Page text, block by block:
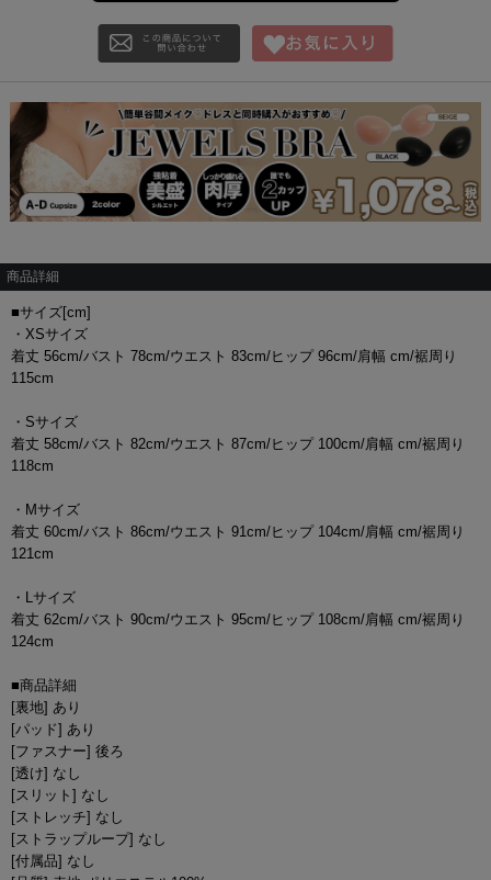
商品詳細
■サイズ[cm]
・XSサイズ
着丈 56cm/バスト 78cm/ウエスト 83cm/ヒップ 96cm/肩幅 cm/裾周り
115cm
・Sサイズ
着丈 58cm/バスト 82cm/ウエスト 87cm/ヒップ 100cm/肩幅 cm/裾周り
118cm
・Mサイズ
着丈 60cm/バスト 86cm/ウエスト 91cm/ヒップ 104cm/肩幅 cm/裾周り
121cm
・Lサイズ
着丈 62cm/バスト 90cm/ウエスト 95cm/ヒップ 108cm/肩幅 cm/裾周り
124cm
■商品詳細
[裏地] あり
[パッド] あり
[ファスナー] 後ろ
[透け] なし
[スリット] なし
[ストレッチ] なし
[ストラップループ] なし
[付属品] なし